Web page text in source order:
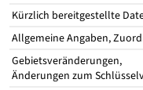
Kürzlich bereitgestellte
Allgemeine Angaben,
Gebietsveränderungen,
Änderungen zum